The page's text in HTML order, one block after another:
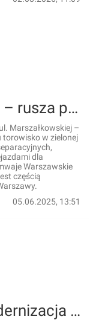
Zielona Marszałkowska – rusza przebudowa trasy tramwajowej [WIZUALIZACJE]
Marszałkowskiej –
torowisko w zielonej
dla
Warszawskie
częścią
05.06.2025, 13:51
Trwa przebudowa i modernizacja stacji Warszawa Gdańska [FILMY+ZDJĘCIA]